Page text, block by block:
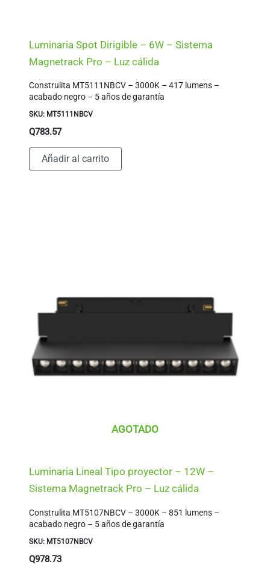
Luminaria Spot Dirigible – 6W – Sistema
Magnetrack Pro – Luz cálida
Construlita MT5111NBCV – 3000K – 417 lumens –
acabado negro – 5 años de garantía
SKU: MT5111NBCV
Q783.57
Añadir al carrito
AGOTADO
Luminaria Lineal Tipo proyector – 12W –
Sistema Magnetrack Pro – Luz cálida
Construlita MT5107NBCV – 3000K – 851 lumens –
acabado negro – 5 años de garantía
SKU: MT5107NBCV
Q978.73